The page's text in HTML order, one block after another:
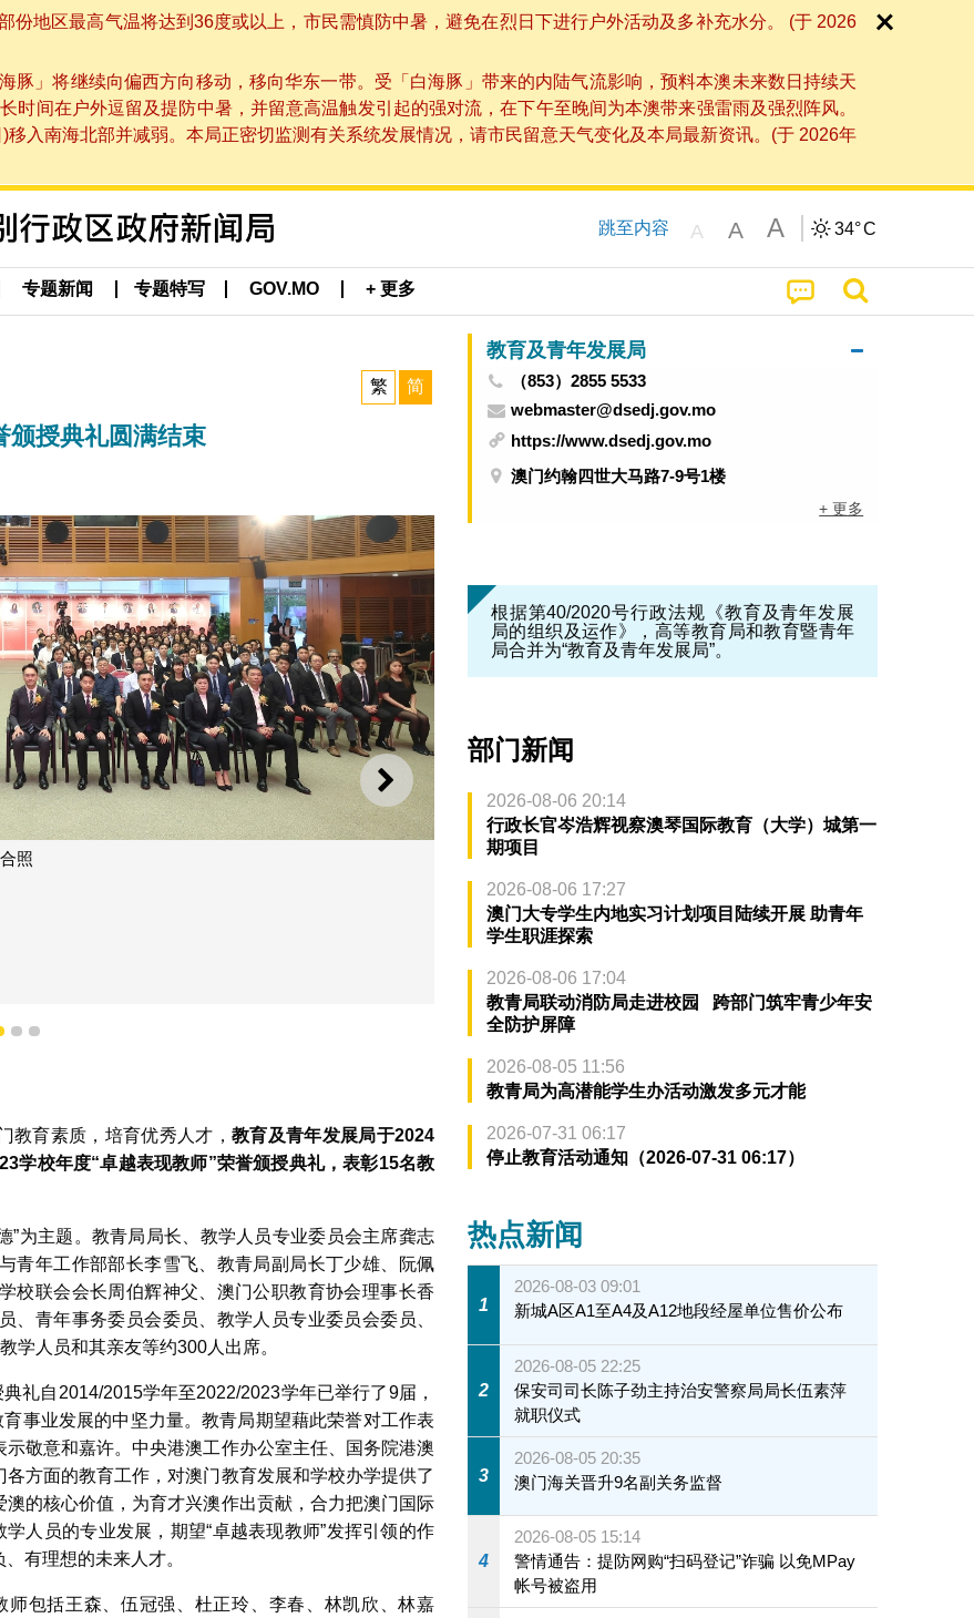
份地区最高气温将达到36度或以上，市民需慎防中暑，避免在烈日下进行户外活动及多补充水分。 (于 2026
豚」将继续向偏西方向移动，移向华东一带。受「白海豚」带来的内陆气流影响，预料本澳未来数日持续天
时间在户外逗留及提防中暑，并留意高温触发引起的强对流，在下午至晚间为本澳带来强雷雨及强烈阵风。
入南海北部并减弱。本局正密切监测有关系统发展情况，请市民留意天气变化及本局最新资讯。(于 2026年
跳至内容 A A A 34°C
专题新闻 专题特写 GOV.MO + 更多
繁 简
颁授典礼圆满结束
下一则
照
2 3 4
教育素质，培育优秀人才，教育及青年发展局于2024
学校年度“卓越表现教师”荣誉颁授典礼，表彰15名教
”为主题。教青局局长、教学人员专业委员会主席龚志
青年工作部部长李雪飞、教青局副局长丁少雄、阮佩
校联会会长周伯辉神父、澳门公职教育协会理事长香
青年事务委员会委员、教学人员专业委员会委员、
学人员和其亲友等约300人出席。
礼自2014/2015学年至2022/2023学年已举行了9届，
事业发展的中坚力量。教青局期望藉此荣誉对工作表
敬意和嘉许。中央港澳工作办公室主任、国务院港澳
方面的教育工作，对澳门教育发展和学校办学提供了
的核心价值，为育才兴澳作出贡献，合力把澳门国际
人员的专业发展，期望“卓越表现教师”发挥引领的作
有理想的未来人才。
师包括王森、伍冠强、杜正玲、李春、林凯欣、林嘉
教育及青年发展局
（853）2855 5533
webmaster@dsedj.gov.mo
https://www.dsedj.gov.mo
澳门约翰四世大马路7-9号1楼
+ 更多
根据第40/2020号行政法规《教育及青年发展
局的组织及运作》，高等教育局和教育暨青年
局合并为“教育及青年发展局”。
部门新闻
2026-08-06 20:14
行政长官岑浩辉视察澳琴国际教育（大学）城第一
期项目
2026-08-06 17:27
澳门大专学生内地实习计划项目陆续开展 助青年
学生职涯探索
2026-08-06 17:04
教青局联动消防局走进校园 跨部门筑牢青少年安
全防护屏障
2026-08-05 11:56
教青局为高潜能学生办活动激发多元才能
2026-07-31 06:17
停止教育活动通知（2026-07-31 06:17）
热点新闻
1
2026-08-03 09:01
新城A区A1至A4及A12地段经屋单位售价公布
2
2026-08-05 22:25
保安司司长陈子劲主持治安警察局局长伍素萍
就职仪式
3
2026-08-05 20:35
澳门海关晋升9名副关务监督
4
2026-08-05 15:14
警情通告：提防网购“扫码登记”诈骗 以免MPay
帐号被盗用